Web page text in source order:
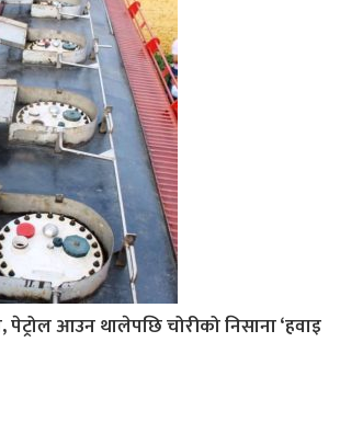
आउन थालेपछि चोरीको निसाना ‘हवाइ